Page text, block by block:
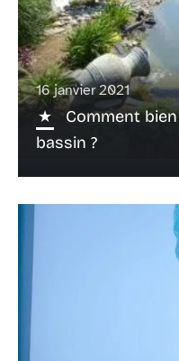
16 janvier 2021
Comment
bassin ?